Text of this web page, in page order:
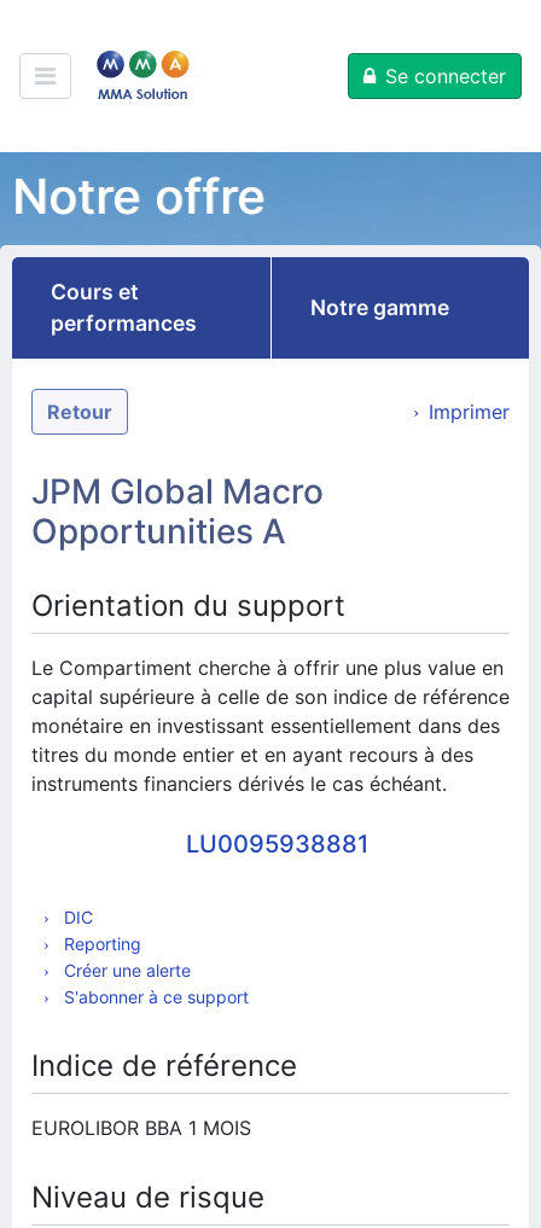
Se connecter
Notre offre
Cours et
performances
Notre gamme
Retour Imprimer
JPM Global Macro
Opportunities A
Orientation du support
Le Compartiment cherche à offrir une plus value en
capital supérieure à celle de son indice de référence
monétaire en investissant essentiellement dans des
titres du monde entier et en ayant recours à des
instruments financiers dérivés le cas échéant.
LU0095938881
DIC
Reporting
Créer une alerte
S'abonner à ce support
Indice de référence
EUROLIBOR BBA 1 MOIS
Niveau de risque